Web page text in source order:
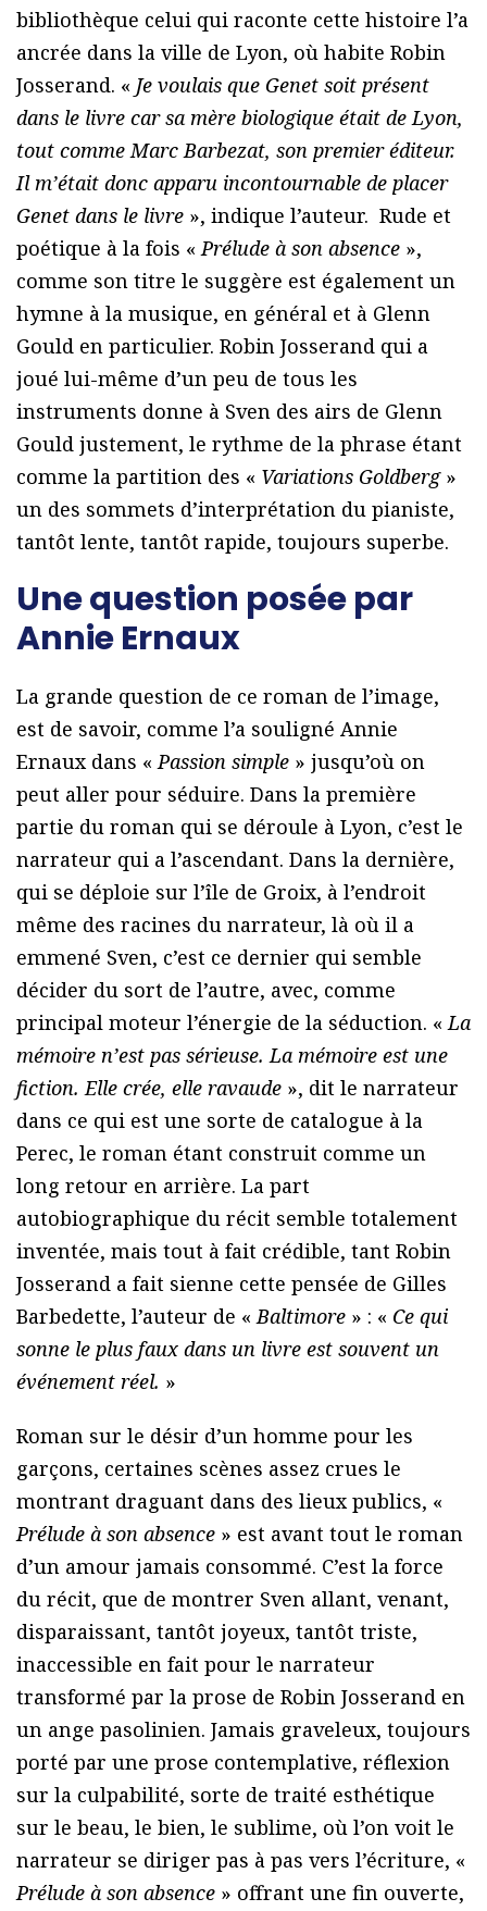
bibliothèque celui qui raconte cette histoire l’a
ancrée dans la ville de Lyon, où habite Robin
Josserand. « Je voulais que Genet soit présent
dans le livre car sa mère biologique était de Lyon,
tout comme Marc Barbezat, son premier éditeur.
Il m’était donc apparu incontournable de placer
Genet dans le livre », indique l’auteur. Rude et
poétique à la fois « Prélude à son absence »,
comme son titre le suggère est également un
hymne à la musique, en général et à Glenn
Gould en particulier. Robin Josserand qui a
joué lui-même d’un peu de tous les
instruments donne à Sven des airs de Glenn
Gould justement, le rythme de la phrase étant
comme la partition des « Variations Goldberg»
un des sommets d’interprétation du pianiste,
tantôt lente, tantôt rapide, toujours superbe.
Une question posée par
Annie Ernaux
La grande question de ce roman de l’image,
est de savoir, comme l’a souligné Annie
Ernaux dans «Passion simple » jusqu’où on
peut aller pour séduire. Dans la première
partie du roman qui se déroule à Lyon, c’est le
narrateur qui a l’ascendant. Dans la dernière,
qui se déploie sur l’île de Groix, à l’endroit
même des racines du narrateur, là où il a
emmené Sven, c’est ce dernier qui semble
décider du sort de l’autre, avec, comme
principal moteur l’énergie de la séduction. «La
mémoire n’est pas sérieuse. La mémoire est une
fiction. Elle crée, elle ravaude », dit le narrateur
dans ce qui est une sorte de catalogue à la
Perec, le roman étant construit comme un
long retour en arrière. La part
autobiographique du récit semble totalement
inventée, mais tout à fait crédible, tant Robin
Josserand a fait sienne cette pensée de Gilles
Barbedette, l’auteur de « Baltimore » : « Ce qui
sonne le plus faux dans un livre est souvent un
événement réel. »
Roman sur le désir d’un homme pour les
garçons, certaines scènes assez crues le
montrant draguant dans des lieux publics, «
Prélude à son absence » est avant tout le roman
d’un amour jamais consommé. C’est la force
du récit, que de montrer Sven allant, venant,
disparaissant, tantôt joyeux, tantôt triste,
inaccessible en fait pour le narrateur
transformé par la prose de Robin Josserand en
un ange pasolinien. Jamais graveleux, toujours
porté par une prose contemplative, réflexion
sur la culpabilité, sorte de traité esthétique
sur le beau, le bien, le sublime, où l’on voit le
narrateur se diriger pas à pas vers l’écriture, «
Prélude à son absence » offrant une fin ouverte,